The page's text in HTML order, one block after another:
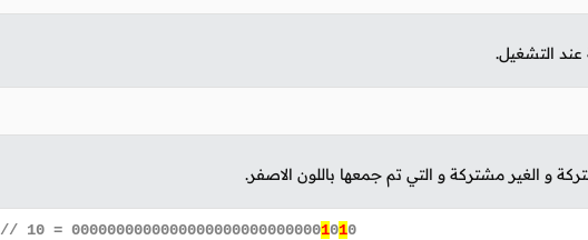
عند التشغيل.
و الغير مشتركة و التي تم جمعها باللون الاصفر.
// 10 = 00000000000000000000000000001010